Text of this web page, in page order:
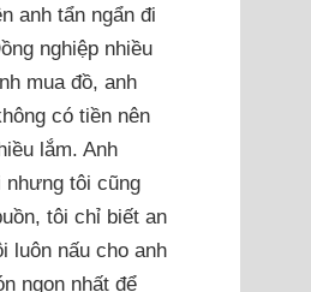
anh tẩn ngẩn đi
nghiệp nhiều
mua đồ, anh
có tiền nên
lắm. Anh
nhưng tôi cũng
tôi chỉ biết an
luôn nấu cho anh
ngon nhất để